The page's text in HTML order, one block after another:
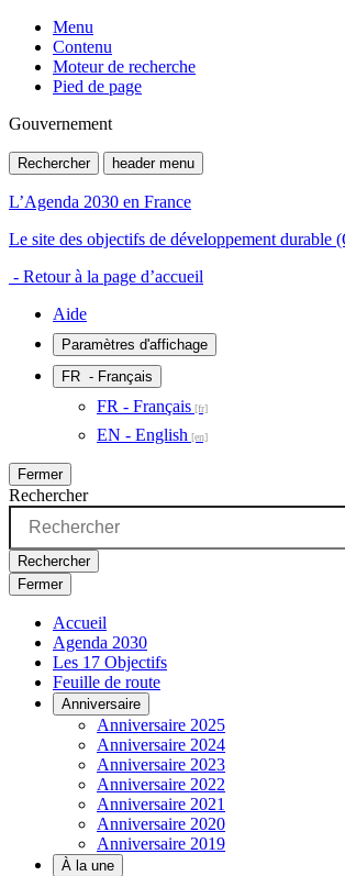
Menu
Contenu
Moteur de recherche
Pied de page
Gouvernement
Rechercher header menu
L’Agenda 2030 en France
Le site des objectifs de développement durable
- Retour à la page d’accueil
Aide
Paramètres d'affichage
FR - Français
FR - Français
EN - English
Fermer
Rechercher
Rechercher
Fermer
Accueil
Agenda 2030
Les 17 Objectifs
Feuille de route
Anniversaire
Anniversaire 2025
Anniversaire 2024
Anniversaire 2023
Anniversaire 2022
Anniversaire 2021
Anniversaire 2020
Anniversaire 2019
À la une